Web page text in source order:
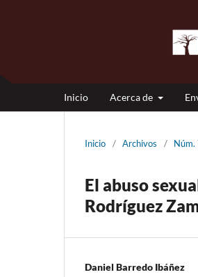
Inicio Acerca de
Inicio / Archivos / Núm.
El abuso
Rodríguez
Daniel Barredo Ibáñez